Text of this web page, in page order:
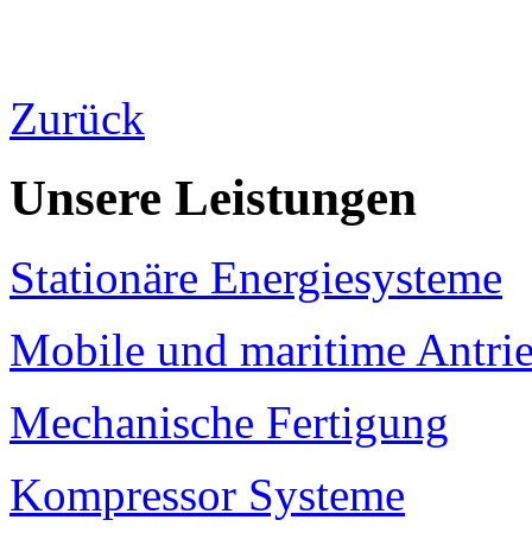
Zurück
Unsere Leistungen
Stationäre Energiesysteme
Mobile und maritime
Mechanische Fertigung
Kompressor Systeme